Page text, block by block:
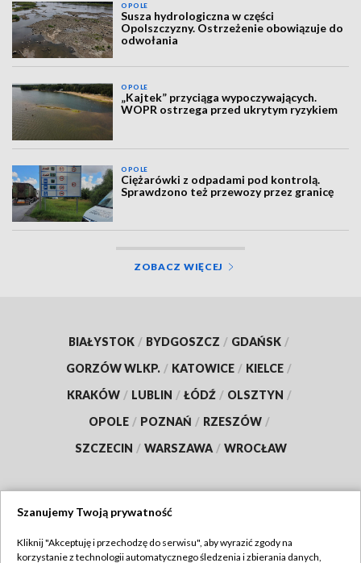
OPOLE
Susza hydrologiczna w części
Opolszczyzny. Ostrzeżenie obowiązuje do
odwołania
OPOLE
„Kajtek” przyciąga wypoczywających.
WOPR ostrzega przed ukrytym ryzykiem
OPOLE
Ciężarówki z odpadami pod kontrolą.
Sprawdzono też przewozy przez granicę
ZOBACZ WIĘCEJ
BIAŁYSTOK / BYDGOSZCZ / GDAŃSK /
GORZÓW WLKP. / KATOWICE / KIELCE /
KRAKÓW / LUBLIN / ŁÓDŹ / OLSZTYN /
OPOLE / POZNAŃ / RZESZÓW /
SZCZECIN / WARSZAWA / WROCŁAW
Szanujemy Twoją prywatność
Kliknij "Akceptuję i przechodzę do serwisu", aby wyrazić zgody na
korzystanie z technologii automatycznego śledzenia i zbierania danych,